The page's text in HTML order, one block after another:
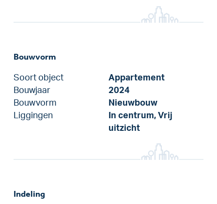
Bouwvorm
Soort object
Appartement
Bouwjaar
2024
Bouwvorm
Nieuwbouw
Liggingen
In centrum, Vrij
uitzicht
Indeling